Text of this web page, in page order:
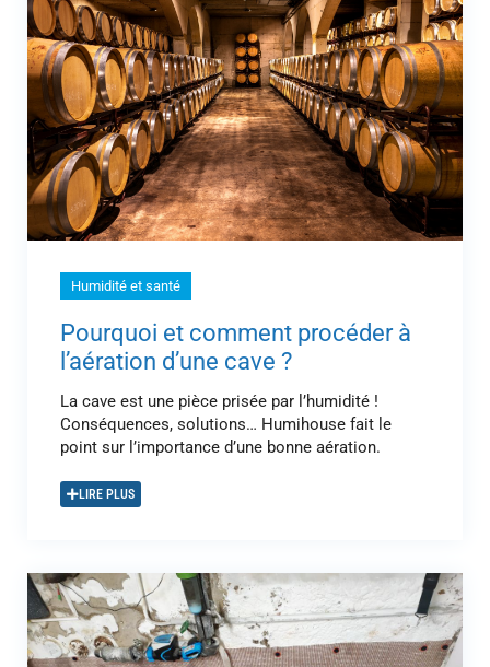
Humidité et santé
Pourquoi et comment procéder à
l’aération d’une cave ?
La cave est une pièce prisée par l’humidité !
Conséquences, solutions… Humihouse fait le
point sur l’importance d’une bonne aération.
LIRE PLUS